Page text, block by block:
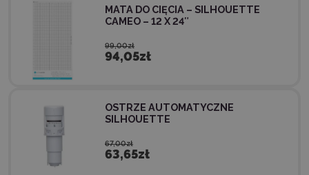
MATA DO CIĘCIA – SILHOUETTE
CAMEO – 12 X 24″
99,00zł
94,05zł
OSTRZE AUTOMATYCZNE
SILHOUETTE
67,00zł
63,65zł